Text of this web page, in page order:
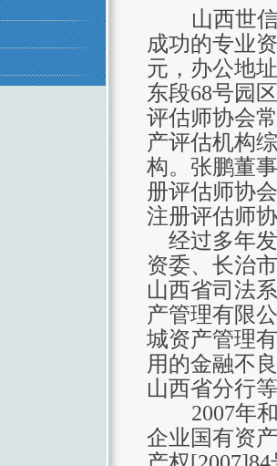
山西世
成功的专业
元，办公地
东段68号园
评估师协会
产评估机构
构。张鹏董
册评估师协
注册评估师
经过多年
资委、长治
山西省司法
产管理有限
城资产管理
用的金融不
山西省分行
2007年
企业国有资